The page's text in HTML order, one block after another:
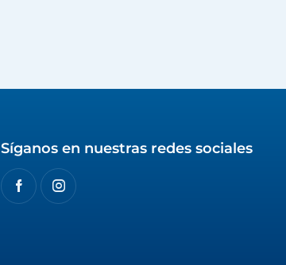
Síganos en nuestras redes sociales